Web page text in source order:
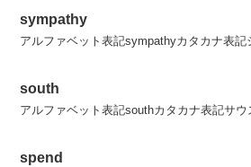
sympathy
アルファベット表記sympathyカタカナ表記
south
アルファベット表記southカタカナ表記サウ
spend